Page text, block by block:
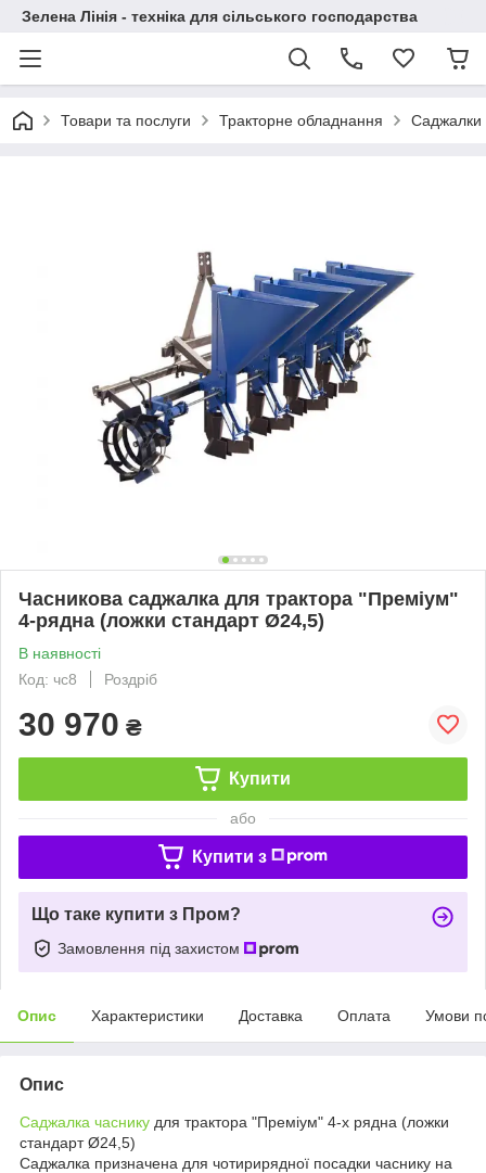
Зелена Лінія - техніка для сільського господарства
Товари та послуги Тракторне обладнання Саджалки
Часникова саджалка для трактора "Преміум"
4-рядна (ложки стандарт Ø24,5)
В наявності
Код: чс8
Роздріб
30 970 ₴
Купити
або
Купити з
Що таке купити з Пром?
Замовлення під захистом
Опис Характеристики Доставка Оплата Умови
Опис
Саджалка часнику для трактора "Преміум" 4-х рядна (ложки
стандарт Ø24,5)
Саджалка призначена для чотирирядної посадки часнику на